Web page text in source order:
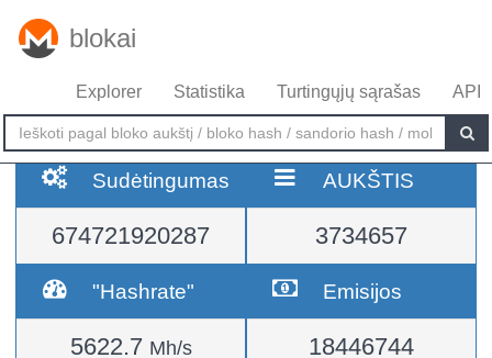
blokai
Explorer Statistika Turtingųjų sąrašas API
Sudėtingumas
674721920287
AUKŠTIS
3734657
"Hashrate"
5622.7 Mh/s
Emisijos
18446744